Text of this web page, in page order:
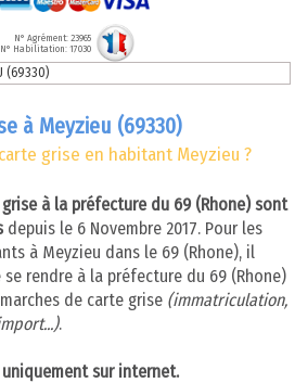
N° Agrément: 23965
N° Habilitation: 17030
(69330)
à Meyzieu (69330)
grise en habitant Meyzieu ?
à la préfecture du 69 (Rhone) sont
depuis le 6 Novembre 2017. Pour les
à Meyzieu dans le 69 (Rhone), il
rendre à la préfecture du 69 (Rhone)
de carte grise (immatriculation,
.
sur internet.